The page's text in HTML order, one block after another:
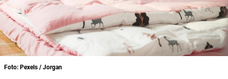
Foto: Pexels / Jorgan